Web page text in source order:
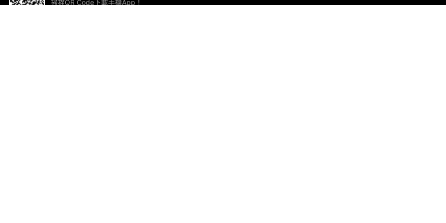
掃描QR Code下載手機App！